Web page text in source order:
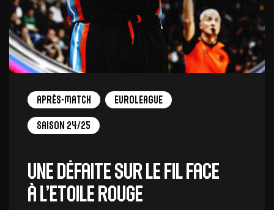
Après-match EuroLeague
Saison 24/25
Une défaite sur le fil face
à l’Etoile Rouge